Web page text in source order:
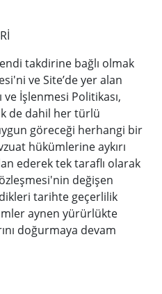
takdirine bağlı olmak
ve Site’de yer alan
İşlenmesi Politikası,
de dahil her türlü
göreceği herhangi bir
hükümlerine aykırı
ederek tek taraflı olarak
değişen
tarihte geçerlilik
aynen yürürlükte
doğurmaya devam